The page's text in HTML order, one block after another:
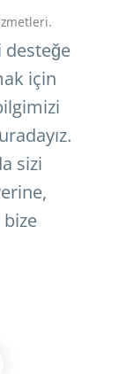
desteğe
için
sizi